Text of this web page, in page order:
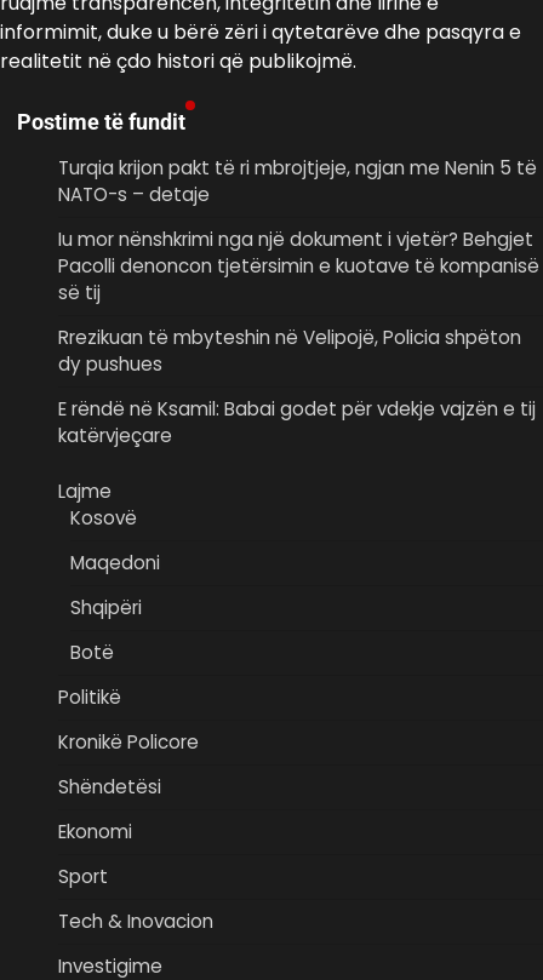
informimit, duke u bërë zëri i qytetarëve dhe pasqyra e
realitetit në çdo histori që publikojmë.
Postime të fundit
Turqia krijon pakt të ri mbrojtjeje, ngjan me Nenin 5 të
NATO-s – detaje
Iu mor nënshkrimi nga një dokument i vjetër? Behgjet
Pacolli denoncon tjetërsimin e kuotave të kompanisë
së tij
Rrezikuan të mbyteshin në Velipojë, Policia shpëton
dy pushues
E rëndë në Ksamil: Babai godet për vdekje vajzën e tij
katërvjeçare
Lajme
Kosovë
Maqedoni
Shqipëri
Botë
Politikë
Kronikë Policore
Shëndetësi
Ekonomi
Sport
Tech & Inovacion
Investigime